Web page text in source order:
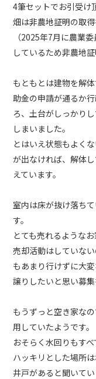
4筆セットでお引受け
畑は非農地証明の取
（2025年7月に農業
しているため非農地
もともとは建物を解
助金の申請が通るか
ろ、土台がしっかり
しまいました。
とはいえ状態もよく
が出なければ、解体
えています。
室内は床が抜け落ち
す。
とても売れるような
売却活動はしていな
もあまり行けずに大
譲りしたいと思い募集
もうずっと空き家な
用していたようです。
おそらく水回りもす
ハッキリとした場所
井戸があると聞いてい